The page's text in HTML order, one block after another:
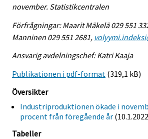
november. Statistikcentralen
Förfrågningar: Maarit Mäkelä 029 551
Manninen 029 551 2681,
Ansvarig avdelningschef: Katri Kaaja
Publikationen i pdf-format (319,1 kB)
Översikter
Industriproduktionen ökade i
procent från föregående år
Tabeller